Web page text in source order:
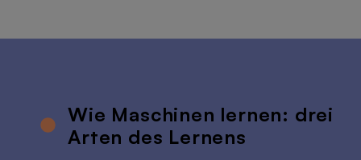
Wie Maschinen lernen: drei
Arten des Lernens